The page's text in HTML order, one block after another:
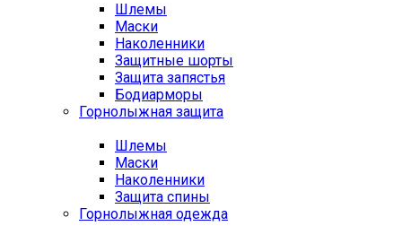
Шлемы
Маски
Наколенники
Защитные шорты
Защита запястья
Бодиарморы
Горнолыжная защита
Шлемы
Маски
Наколенники
Защита спины
Горнолыжная одежда